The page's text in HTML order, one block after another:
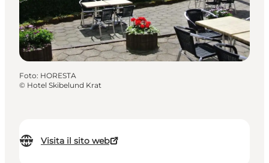
Visita il sito web
Foto: HORESTA
© Hotel Skibelund Krat